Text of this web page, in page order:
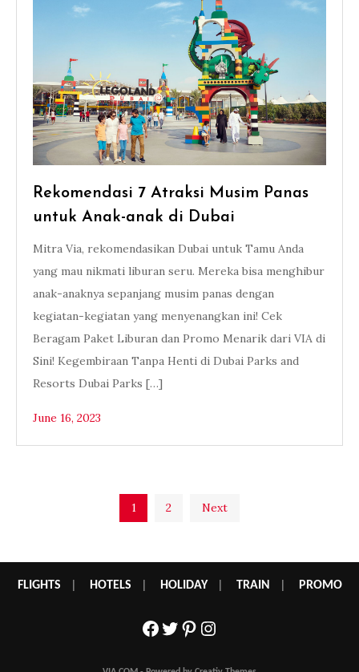
Rekomendasi 7 Atraksi Musim Panas
untuk Anak-anak di Dubai
Mitra Via, rekomendasikan Dubai untuk Tamu Anda
yang mau nikmati liburan seru. Mereka bisa menghibur
anak-anaknya sepanjang musim panas dengan
kegiatan-kegiatan yang menyenangkan ini! Cek
Beragam Paket Liburan dan Promo Menarik dari VIA di
Sini! Kegembiraan Tanpa Henti di Dubai Parks and
Resorts Dubai Parks […]
June 16, 2023
pagination
1 2 Next
FLIGHTS HOTELS HOLIDAY| TRAIN PROMO
Facebook
Twitter
Pinterest
Instagram